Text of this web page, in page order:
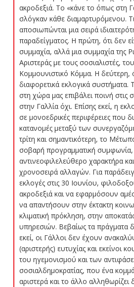
ακροδεξιά. Το «κάνε το όπως στη
σλόγκαν κάθε διαμαρτυρόμενου.
αποσιωπώνται μια σειρά
παραδείγματος. Η πρώτη, ότι δεν
συμμαχία, αλλά μια συμμαχία της
Αριστεράς με τους σοσιαλιστές,
Κομμουνιστικό Κόμμα. Η δεύτερη,
διαφορετικά εκλογικά συστήματα.
στη χώρα μας επιβάλει ποινή στις
στην Γαλλία όχι. Επίσης εκεί, η
σε μονοεδρικές περιφέρειες που
κατανομές μεταξύ των
τρίτη και σημαντικότερη, το
σοβαρή προγραμματική
αντινεοφιλελεύθερο χαρακτήρα
χρονοσειρά αλλαγών. Για
εκλογές στις 30 Ιουνίου,
ακροδεξιά και να εφαρμόσουν
να απαντήσουν στην έκτακτη
κλιματική πρόκληση, στην
υπηρεσιών. Βεβαίως τα πράγματα
εκεί, οι Γάλλοι δεν έχουν
(αριστερής) ευτυχίας και εκείνοι
του ηγεμονισμού και των
σοσιαλδημοκρατίας, που ένα
αριστερά και το άλλο αλληθωρίζει